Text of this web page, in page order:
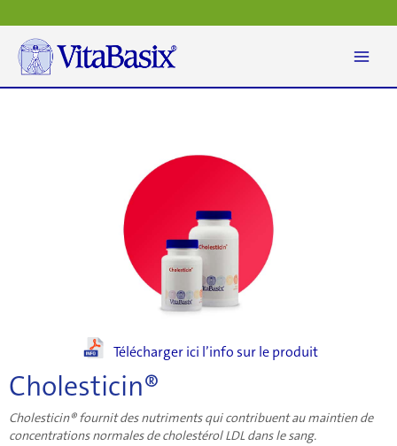
au
contenu
Télécharger ici l’info sur le produit
Cholesticin®
Cholesticin® fournit des nutriments qui contribuent au maintien de
concentrations normales de cholestérol LDL dans le sang.